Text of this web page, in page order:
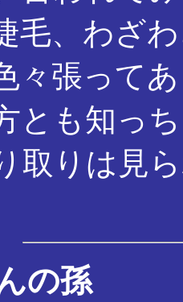
毛、わざ
々張って
とも知っ
取りは見
の孫